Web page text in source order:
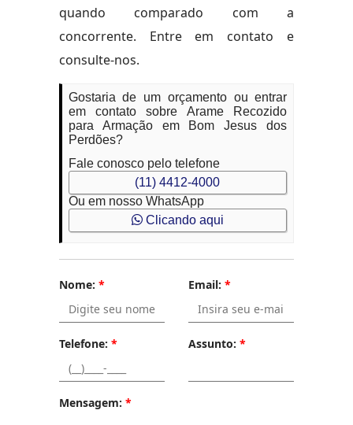
quando comparado com a
concorrente. Entre em contato e
consulte-nos.
Gostaria de um orçamento ou entrar
em contato sobre Arame Recozido
para Armação em Bom Jesus dos
Perdões?
Fale conosco pelo telefone
(11) 4412-4000
Ou em nosso WhatsApp
Clicando aqui
Nome: * Email: *
Telefone: * Assunto: *
Mensagem: *